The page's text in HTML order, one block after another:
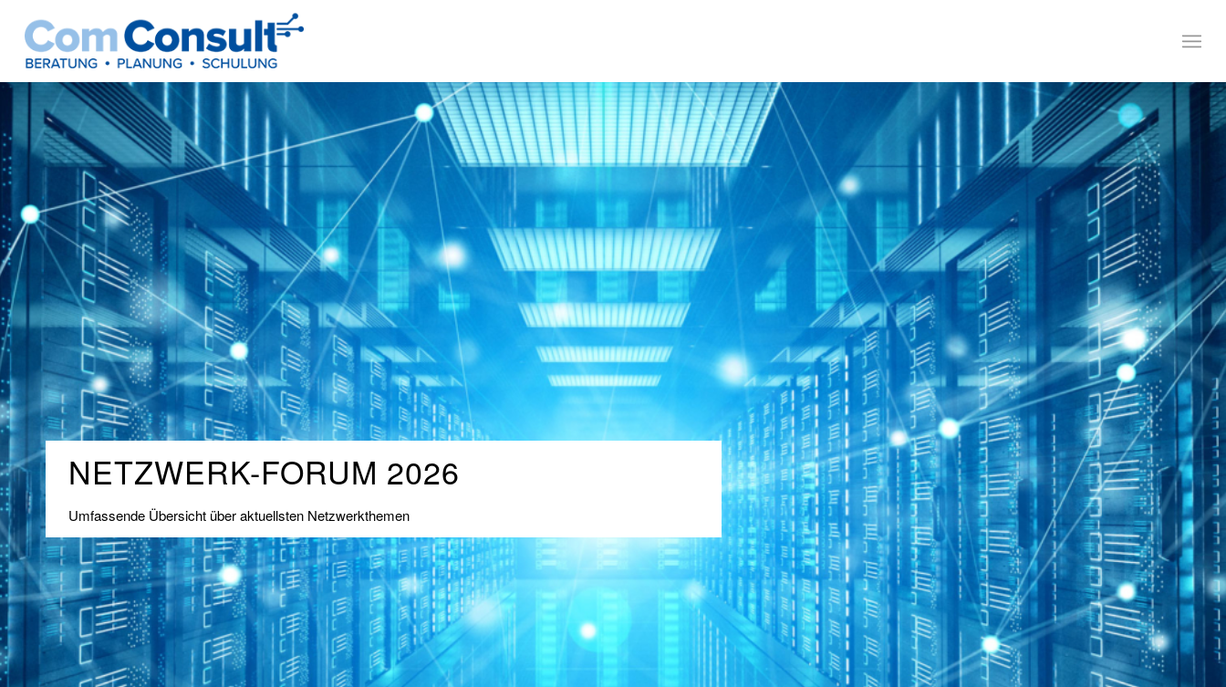
NETZWERK-FORUM 2026
Umfassende Übersicht über aktuellsten Netzwerkthemen